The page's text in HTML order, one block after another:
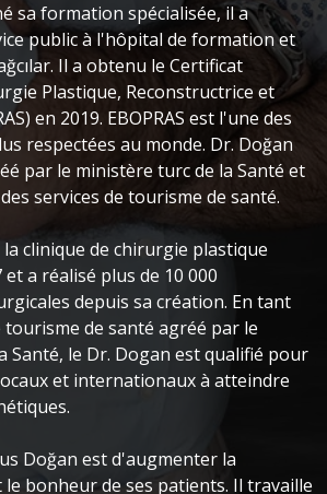
sa formation spécialisée, il a
public à l'hôpital de formation et
Il a obtenu le Certificat
Plastique, Reconstructrice et
en 2019. EBOPRAS est l'une des
respectées au monde. Dr. Doğan
par le ministère turc de la Santé et
services de tourisme de santé.
clinique de chirurgie plastique
a réalisé plus de 10 000
depuis sa création. En tant
de santé agréé par le
Santé, le Dr. Dogan est qualifié pour
et internationaux à atteindre
Doğan est d'augmenter la
le bonheur de ses patients. Il travaille